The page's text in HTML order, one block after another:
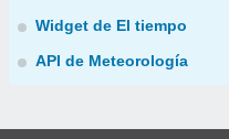
Widget de El tiempo
API de Meteorología